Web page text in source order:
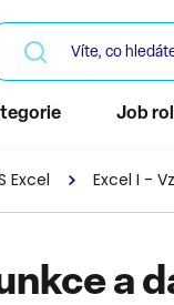
Job
Excel Excel I -
a